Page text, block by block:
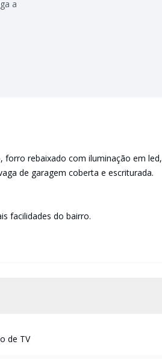
a
rebaixado com iluminação em led,
de garagem coberta e escriturada.
facilidades do bairro.
de TV